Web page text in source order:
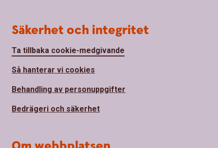
Säkerhet och integritet
Ta tillbaka cookie-medgivande
Så hanterar vi cookies
Behandling av personuppgifter
Bedrägeri och säkerhet